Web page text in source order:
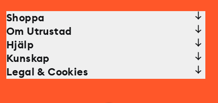
Shoppa
Om Utrustad
Hjälp
Kunskap
Legal & Cookies